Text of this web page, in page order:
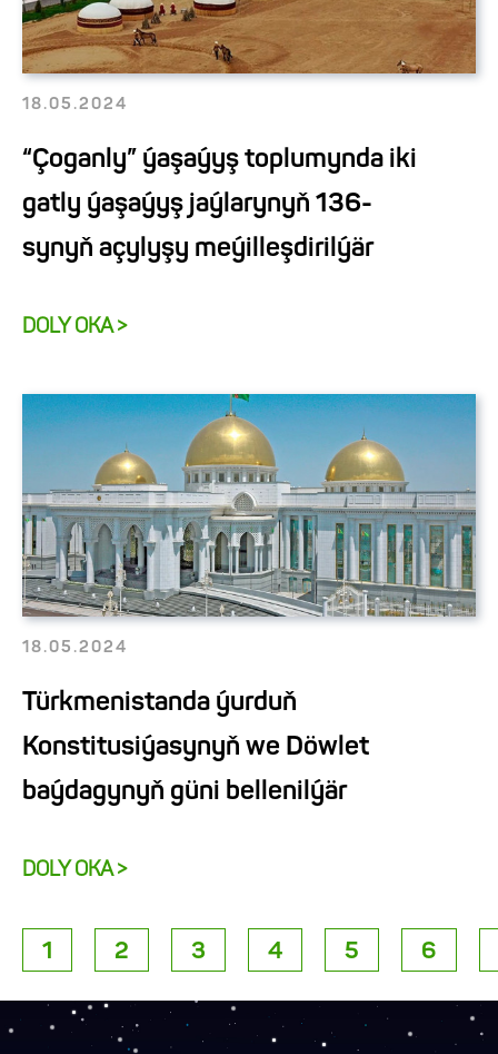
18.05.2024
“Çoganly” ýaşaýyş toplumynda iki
gatly ýaşaýyş jaýlarynyň 136-
synyň açylyşy meýilleşdirilýär
DOLY OKA >
18.05.2024
Türkmenistanda ýurduň
Konstitusiýasynyň we Döwlet
baýdagynyň güni bellenilýär
DOLY OKA >
1 2 3 4 5 6